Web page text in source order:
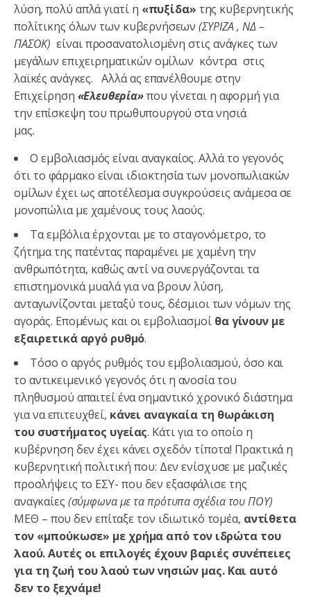
λύση, πολύ απλά γιατί η «πυξίδα» της κυβερνητικής
πολίτικης όλων των κυβερνήσεων(ΣΥΡΙΖΑ , ΝΔ –
ΠΑΣΟΚ) είναι προσανατολισμένη στις ανάγκες των
μεγάλων επιχειρηματικών ομίλων κόντρα στις
λαϊκές ανάγκες. Αλλά ας επανέλθουμε στην
Επιχείρηση «Ελευθερία»που γίνεται η αφορμή για
την επίσκεψη του πρωθυπουργού στα νησιά
μας.
Ο εμβολιασμός είναι αναγκαίος. Αλλά το γεγονός
ότι το φάρμακο είναι ιδιοκτησία των μονοπωλιακών
ομίλων έχει ως αποτέλεσμα συγκρούσεις ανάμεσα σε
μονοπώλια με χαμένους τους λαούς.
Τα εμβόλια έρχονται με το σταγονόμετρο, το
ζήτημα της πατέντας παραμένει με χαμένη την
ανθρωπότητα, καθώς αντί να συνεργάζονται τα
επιστημονικά μυαλά για να βρουν λύση,
ανταγωνίζονται μεταξύ τους, δέσμιοι των νόμων της
αγοράς. Επομένως και οι εμβολιασμοί θα γίνουν με
εξαιρετικά αργό ρυθμό.
Τόσο ο αργός ρυθμός του εμβολιασμού, όσο και
το αντικειμενικό γεγονός ότι η ανοσία του
πληθυσμού απαιτεί ένα σημαντικό χρονικό διάστημα
για να επιτευχθεί, κάνει αναγκαία τη θωράκιση
του συστήματος υγείας. Κάτι για το οποίο η
κυβέρνηση δεν έχει κάνει σχεδόν τίποτα! Πρακτικά η
κυβερνητική πολιτική που: Δεν ενίσχυσε με μαζικές
προσλήψεις το ΕΣΥ- που δεν εξασφάλισε της
αναγκαίες (σύμφωνα με τα πρότυπα σχέδια του ΠΟΥ)
ΜΕΘ – που δεν επίταξε τον ιδιωτικό τομέα, αντίθετα
τον «μπούκωσε» με χρήμα από τον ιδρώτα του
λαού. Αυτές οι επιλογές έχουν βαριές συνέπειες
για τη ζωή του λαού των νησιών μας. Και αυτό
δεν το ξεχνάμε!